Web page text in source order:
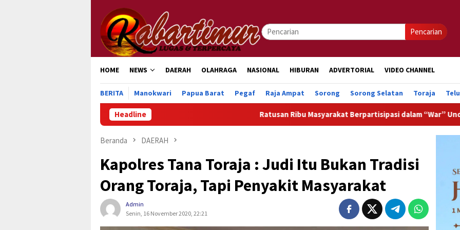
konten
Pencarian
HOME NEWS DAERAH OLAHRAGA NASIONAL HIBURAN ADVERTORIAL VIDEO CHANNEL
BERITA Manokwari Papua Barat Pegaf Raja Ampat Sorong Sorong Selatan Toraja
Headline Ratusan Ribu Masyarakat Berpartisipasi dalam “War” Undangan Upacara
Beranda DAERAH
Kapolres Tana Toraja : Judi Itu Bukan Tradisi
Orang Toraja, Tapi Penyakit Masyarakat
Admin
Senin, 16 November 2020, 22:21